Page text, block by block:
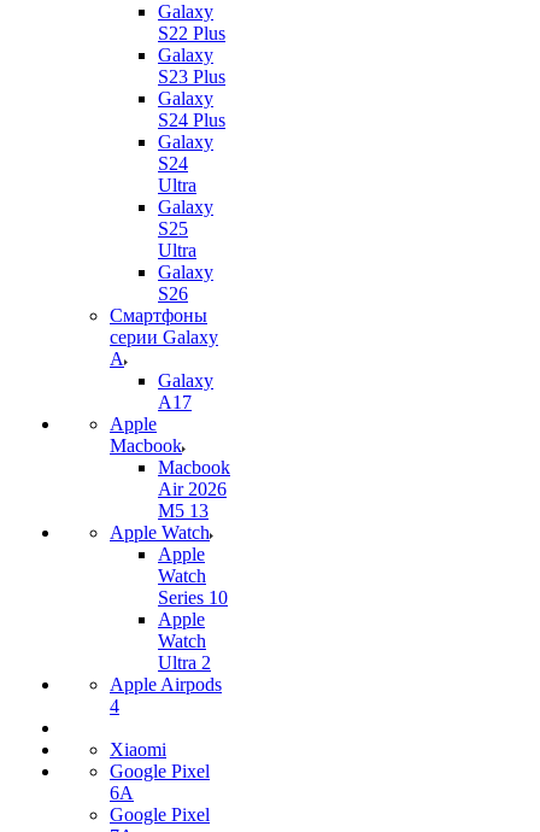
Galaxy
S22 Plus
Galaxy
S23 Plus
Galaxy
S24 Plus
Galaxy
S24
Ultra
Galaxy
S25
Ultra
Galaxy
S26
Смартфоны
серии Galaxy
A
Galaxy
A17
Apple
Macbook
Macbook
Air 2026
M5 13
Apple Watch
Apple
Watch
Series 10
Apple
Watch
Ultra 2
Apple Airpods
4
Xiaomi
Google Pixel
6A
Google Pixel